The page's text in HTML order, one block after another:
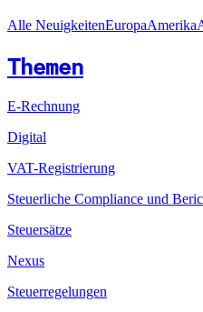
Alle NeuigkeitenEuropaAmerika
Themen
E-Rechnung
Digital
VAT-Registrierung
Steuerliche Compliance und
Steuersätze
Nexus
Steuerregelungen